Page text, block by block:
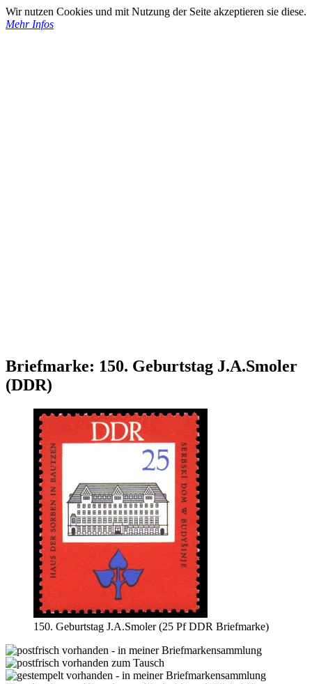
Wir nutzen Cookies und mit Nutzung der Seite akzeptieren sie diese.
Mehr Infos
Briefmarke: 150. Geburtstag J.A.Smoler
(DDR)
150. Geburtstag J.A.Smoler (25 Pf DDR Briefmarke)